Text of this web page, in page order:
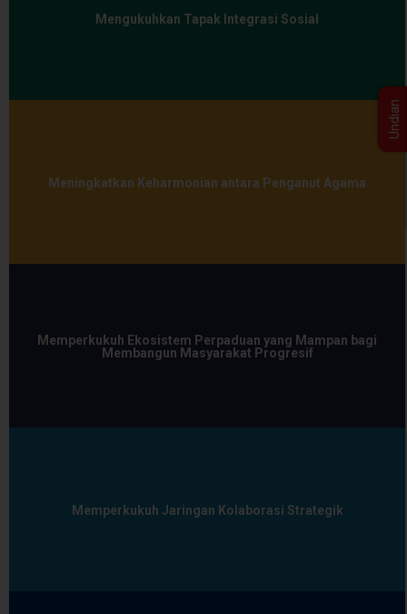
Mengukuhkan Tapak Integrasi Sosial
Meningkatkan Keharmonian antara Penganut Agama
Memperkukuh Ekosistem Perpaduan yang Mampan bagi
Membangun Masyarakat Progresif
Memperkukuh Jaringan Kolaborasi Strategik
Undian